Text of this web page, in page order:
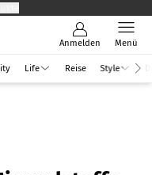
Anmelden Menü
Life Reise Style